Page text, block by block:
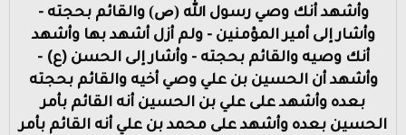
وأشهد أنك وصي رسول الله(ص) والقائم بحجته -
وأشار إلى أمير المؤمنين - ولم أزل أشهد بها وأشهد
أنك وصيه والقائم بحجته - وأشار إلى الحسن (ع) -
وأشهد أن الحسين بن علي وصي أخيه والقائم بحجته
بعده وأشهد على علي بن الحسين أنه القائم بأمر
الحسين بعده وأشهد على محمد بن علي أنه القائم بأمر